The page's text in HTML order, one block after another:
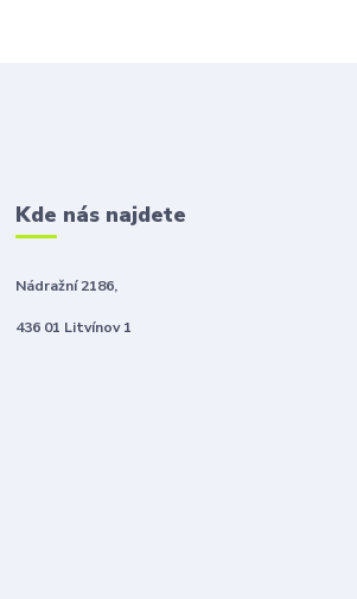
Kde nás najdete
Nádražní 2186,
436 01 Litvínov 1